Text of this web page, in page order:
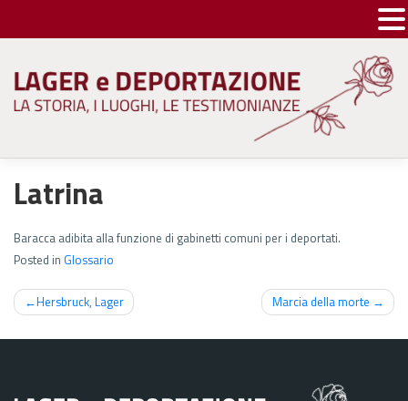
content
Latrina
Baracca adibita alla funzione di gabinetti comuni per i deportati.
Posted in Glossario
Navigazione
articoli
Hersbruck, Lager Marcia della morte